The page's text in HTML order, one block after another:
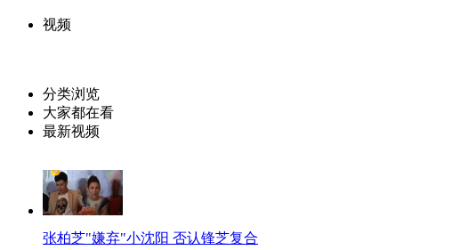
视频
分类浏览
大家都在看
最新视频
张柏芝"嫌弃"小沈阳 否认锋芝复合